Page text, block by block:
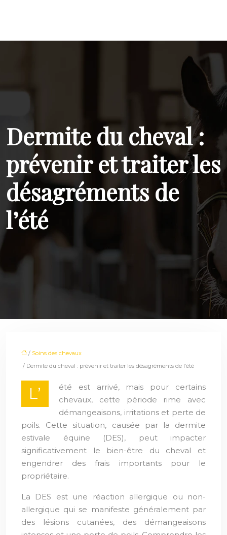
Dermite du cheval :
prévenir et traiter les
désagréments de
l’été
/ Soins des chevaux
/ Dermite du cheval : prévenir et traiter les désagréments de l’été
L’
été est arrivé, mais pour certains
chevaux, cette période rime avec
démangeaisons, irritations et perte de
poils. Cette situation, causée par la dermite
estivale équine (DES), peut impacter
significativement le bien-être du cheval et
engendrer des frais importants pour le
propriétaire.
La DES est une réaction allergique ou non-
allergique qui se manifeste généralement par
des lésions cutanées, des démangeaisons